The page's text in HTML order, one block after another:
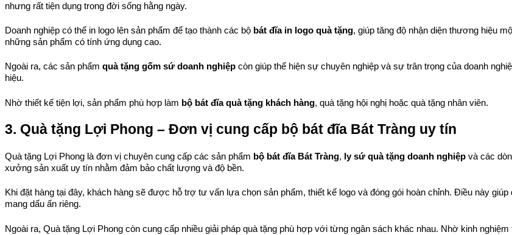
nhưng rất tiện dụng trong đời sống hằng ngày.
Doanh nghiệp có thể in logo lên sản phẩm để tạo thành các bộ bát đĩa in logo quà tặng, giúp tăng độ nhận diện thương hiệu
những sản phẩm có tính ứng dụng cao.
Ngoài ra, các sản phẩm quà tặng gốm sứ doanh nghiệp còn giúp thể hiện sự chuyên nghiệp và sự trân trọng của doanh
hiệu.
Nhờ thiết kế tiện lợi, sản phẩm phù hợp làm bộ bát đĩa quà tặng khách hàng, quà tặng hội nghị hoặc quà tặng nhân viên.
3. Quà tặng Lợi Phong – Đơn vị cung cấp bộ bát đĩa Bát Tràng uy tín
Quà tặng Lợi Phong là đơn vị chuyên cung cấp các sản phẩm bộ bát đĩa Bát Tràng, ly sứ quà tặng doanh nghiệp và các
xưởng sản xuất uy tín nhằm đảm bảo chất lượng và độ bền.
Khi đặt hàng tại đây, khách hàng sẽ được hỗ trợ tư vấn lựa chọn sản phẩm, thiết kế logo và đóng gói hoàn chỉnh. Điều này giúp
mang dấu ấn riêng.
Ngoài ra, Quà tặng Lợi Phong còn cung cấp nhiều giải pháp quà tặng phù hợp với từng ngân sách khác nhau. Nhờ kinh